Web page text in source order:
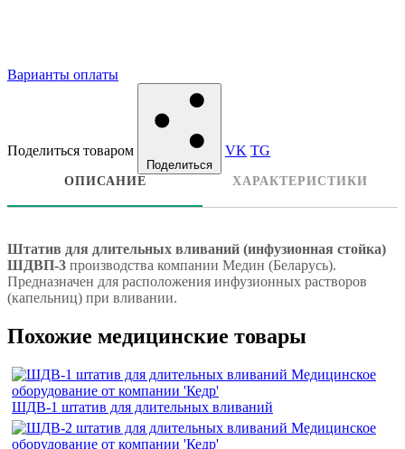
Варианты оплаты
Поделиться товаром
Поделиться
VK TG
ОПИСАНИЕ ХАРАКТЕРИСТИКИ
Штатив для длительных вливаний (инфузионная стойка)
ШДВП-3 производства компании Медин (Беларусь).
Предназначен для расположения инфузионных растворов
(капельниц) при вливании.
Похожие медицинские товары
ШДВ-1 штатив для длительных вливаний